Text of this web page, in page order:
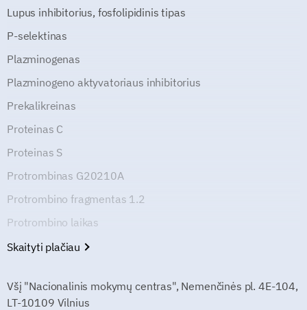
Lupus inhibitorius, fosfolipidinis tipas
P-selektinas
Plazminogenas
Plazminogeno aktyvatoriaus inhibitorius
Prekalikreinas
Proteinas C
Proteinas S
Protrombinas G20210A
Protrombino fragmentas 1.2
Protrombino laikas
Skaityti plačiau
Všį "Nacionalinis mokymų centras", Nemenčinės pl. 4E-104,
LT-10109 Vilnius